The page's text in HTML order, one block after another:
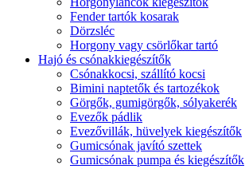
Fender tartók kosarak
Dörzsléc
Horgony vagy csörlőkar tartó
Hajó és csónakkiegészítők
Csónakkocsi, szállító kocsi
Bimini naptetők és tartozékok
Görgők, gumigörgők, sólyakerék
Evezők pádlik
Evezővillák, hüvelyek kiegészítők
Gumicsónak javító szettek
Gumicsónak pumpa és kiegészítők